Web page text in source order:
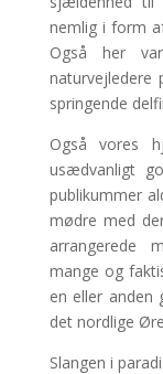
nemlig i form
Også her
springende
Også vores
usædvanligt
publikummer
mødre med
arrangerede
mange og
en eller anden
det nordlige
Slangen i